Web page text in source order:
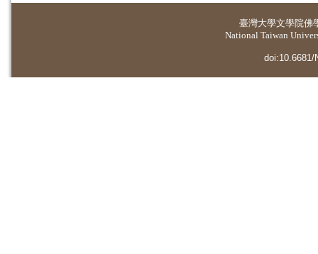
臺灣大學文學院佛
National Taiwan
doi:10.6681/